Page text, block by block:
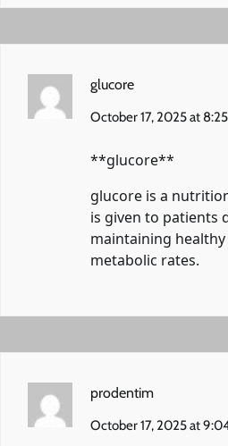
glucore
October 17, 2025 at
**glucore**
glucore is a
is given to patients
maintaining
metabolic rates.
prodentim
October 17, 2025 at